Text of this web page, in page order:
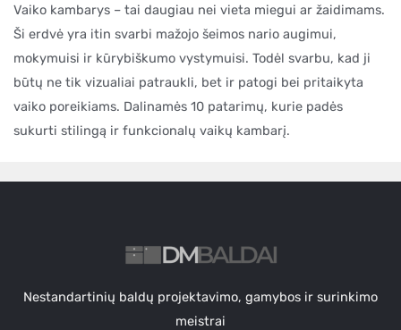
Vaiko kambarys – tai daugiau nei vieta miegui ar žaidimams.
Ši erdvė yra itin svarbi mažojo šeimos nario augimui,
mokymuisi ir kūrybiškumo vystymuisi. Todėl svarbu, kad ji
būtų ne tik vizualiai patraukli, bet ir patogi bei pritaikyta
vaiko poreikiams. Dalinamės 10 patarimų, kurie padės
sukurti stilingą ir funkcionalų vaikų kambarį.
Nestandartinių baldų projektavimo, gamybos ir surinkimo
meistrai